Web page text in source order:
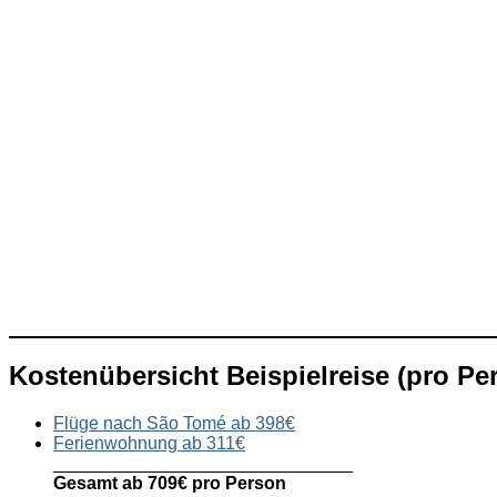
Kostenübersicht Beispielreise (pro
Flüge nach São Tomé ab 398€
Ferienwohnung ab 311€
Gesamt ab 709€ pro Person